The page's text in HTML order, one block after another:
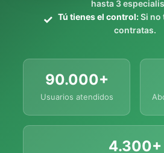
hasta 3
Tú tienes el control:Si no
contratas.
90.000+
Usuarios atendidos
4.300+